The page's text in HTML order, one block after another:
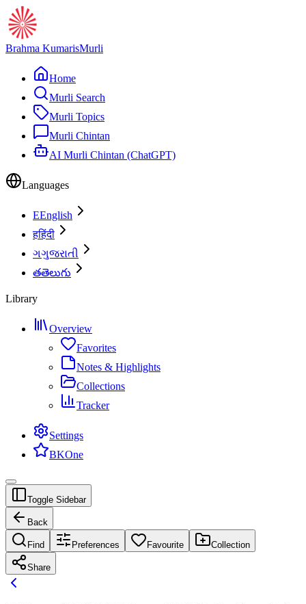
Brahma KumarisMurli
Home
Murli Search
Murli Topics
Murli Chintan
AI Murli Chintan (ChatGPT)
Languages
EEnglish
हहिंदी
ગગુજરાતી
తతెలుగు
Library
Overview
Favorites
Notes & Highlights
Collections
Tracker
Settings
BKOne
Toggle Sidebar
Back
Find Preferences Favourite Collection
Share